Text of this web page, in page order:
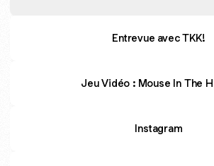
Entrevue avec TKK!
Jeu Vidéo : Mouse In The
Instagram